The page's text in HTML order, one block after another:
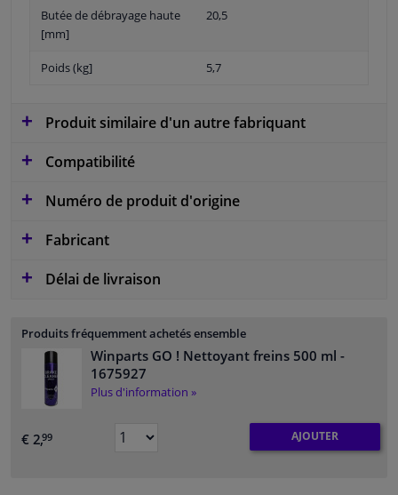
Butée de débrayage haute
[mm]
20,5
Poids (kg] 5,7
Produit similaire d'un autre fabriquant
Compatibilité
Numéro de produit d'origine
Fabricant
Délai de livraison
Produits fréquemment achetés ensemble
Winparts GO ! Nettoyant freins 500 ml -
1675927
Plus d'information »
€ 2,99 AJOUTER